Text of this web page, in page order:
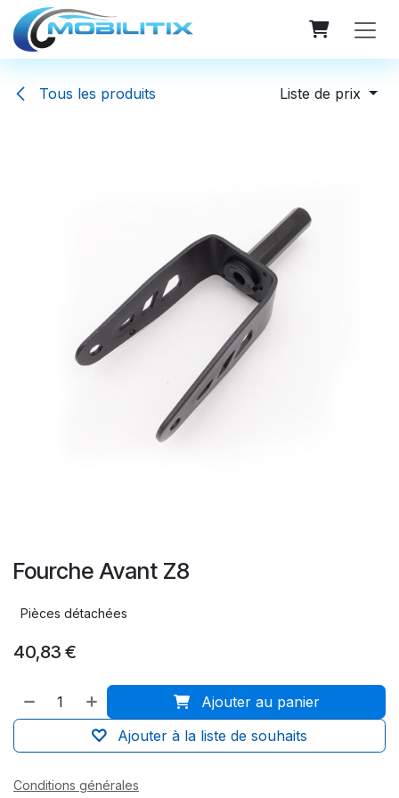
Se rendre au contenu
Tous les produits Liste de prix
Fourche Avant Z8
Pièces détachées
40,83 €
Ajouter au panier
Ajouter à la liste de souhaits
Conditions générales